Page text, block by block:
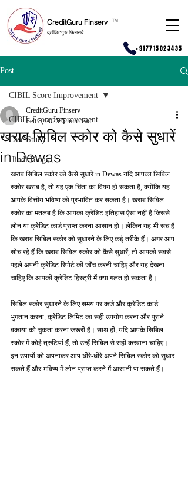
CreditGuru Finserv
क्रेडिटगुरु फिनसर्व
TM
+917715023435
Post
CIBIL Score Improvement
Case Study
Hindi Blogs
CIBIL Score Improvement
खराब सिबिल स्कोर को कैसे सुधारें
in Dewas
CreditGuru Finserv
Feb 8, 2025 5 min read
खराब सिबिल स्कोर को कैसे सुधारें in Dewas यदि आपका सिबिल
स्कोर खराब है, तो यह एक चिंता का विषय हो सकता है, क्योंकि यह
आपके वित्तीय भविष्य को प्रभावित कर सकता है। खराब सिबिल
स्कोर का मतलब है कि आपका क्रेडिट इतिहास ऐसा नहीं है जिससे
लोन या क्रेडिट कार्ड प्राप्त करना आसान हो। लेकिन यह भी सच है
कि खराब सिबिल स्कोर को सुधारने के लिए कई तरीके हैं। अगर आप
सोच रहे हैं कि खराब सिबिल स्कोर को कैसे सुधारें, तो आपको सबसे
पहले अपनी क्रेडिट रिपोर्ट की जाँच करनी चाहिए और यह देखना
चाहिए कि आपकी क्रेडिट हिस्ट्री में क्या गलत हो सकता है।
सिबिल स्कोर सुधारने के लिए समय पर कर्ज और क्रेडिट कार्ड
भुगतान करना, क्रेडिट लिमिट का सही उपयोग करना और पुराने
बकाया को चुकता करना जरूरी है। साथ ही, यदि आपके सिबिल
स्कोर में कोई त्रुटियां हैं, तो उन्हें सिबिल से सही करवाना चाहिए।
इन उपायों को अपनाकर आप धीरे-धीरे अपने सिबिल स्कोर को सुधार
सकते हैं और भविष्य में लोन प्राप्त करने में आसानी पा सकते हैं।